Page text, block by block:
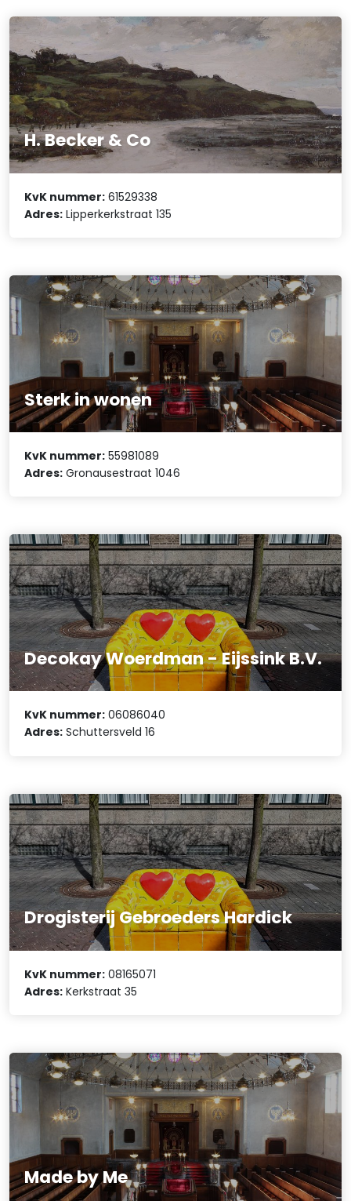
H. Becker & Co
KvK nummer: 61529338
Adres: Lipperkerkstraat 135
Sterk in wonen
KvK nummer: 55981089
Adres: Gronausestraat 1046
Decokay Woerdman - Eijssink B.V.
KvK nummer: 06086040
Adres: Schuttersveld 16
Drogisterij Gebroeders Hardick
KvK nummer: 08165071
Adres: Kerkstraat 35
Made by Me